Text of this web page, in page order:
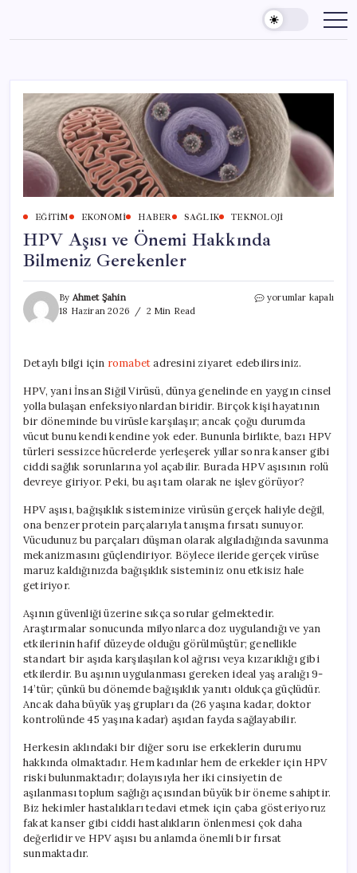
content
EĞITIM EKONOMI HABER SAĞLIK TEKNOLOJI
HPV Aşısı ve Önemi Hakkında
Bilmeniz Gerekenler
By Ahmet Şahin
18 Haziran 2026
2 Min Read
HPV
Bilmeniz
için
yorumlar kapalı
Detaylı bilgi için romabetadresini ziyaret edebilirsiniz.
HPV, yani İnsan Siğil Virüsü, dünya genelinde en yaygın cinsel
yolla bulaşan enfeksiyonlardan biridir. Birçok kişi hayatının
bir döneminde bu virüsle karşılaşır; ancak çoğu durumda
vücut bunu kendi kendine yok eder. Bununla birlikte, bazı HPV
türleri sessizce hücrelerde yerleşerek yıllar sonra kanser gibi
ciddi sağlık sorunlarına yol açabilir. Burada HPV aşısının rolü
devreye giriyor. Peki, bu aşı tam olarak ne işlev görüyor?
HPV aşısı, bağışıklık sisteminize virüsün gerçek haliyle değil,
ona benzer protein parçalarıyla tanışma fırsatı sunuyor.
Vücudunuz bu parçaları düşman olarak algıladığında savunma
mekanizmasını güçlendiriyor. Böylece ileride gerçek virüse
maruz kaldığınızda bağışıklık sisteminiz onu etkisiz hale
getiriyor.
Aşının güvenliği üzerine sıkça sorular gelmektedir.
Araştırmalar sonucunda milyonlarca doz uygulandığı ve yan
etkilerinin hafif düzeyde olduğu görülmüştür; genellikle
standart bir aşıda karşılaşılan kol ağrısı veya kızarıklığı gibi
etkilerdir. Bu aşının uygulanması gereken ideal yaş aralığı 9-
14’tür; çünkü bu dönemde bağışıklık yanıtı oldukça güçlüdür.
Ancak daha büyük yaş grupları da (26 yaşına kadar, doktor
kontrolünde 45 yaşına kadar) aşıdan fayda sağlayabilir.
Herkesin aklındaki bir diğer soru ise erkeklerin durumu
hakkında olmaktadır. Hem kadınlar hem de erkekler için HPV
riski bulunmaktadır; dolayısıyla her iki cinsiyetin de
aşılanması toplum sağlığı açısından büyük bir öneme sahiptir.
Biz hekimler hastalıkları tedavi etmek için çaba gösteriyoruz
fakat kanser gibi ciddi hastalıkların önlenmesi çok daha
değerlidir ve HPV aşısı bu anlamda önemli bir fırsat
sunmaktadır.